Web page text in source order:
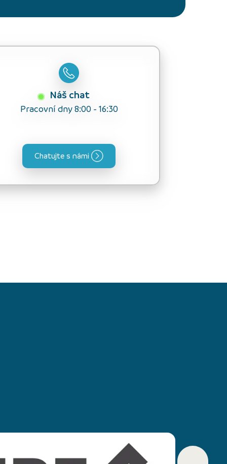
Náš chat
Pracovní dny 8:00 - 16:30
Chatujte s námi